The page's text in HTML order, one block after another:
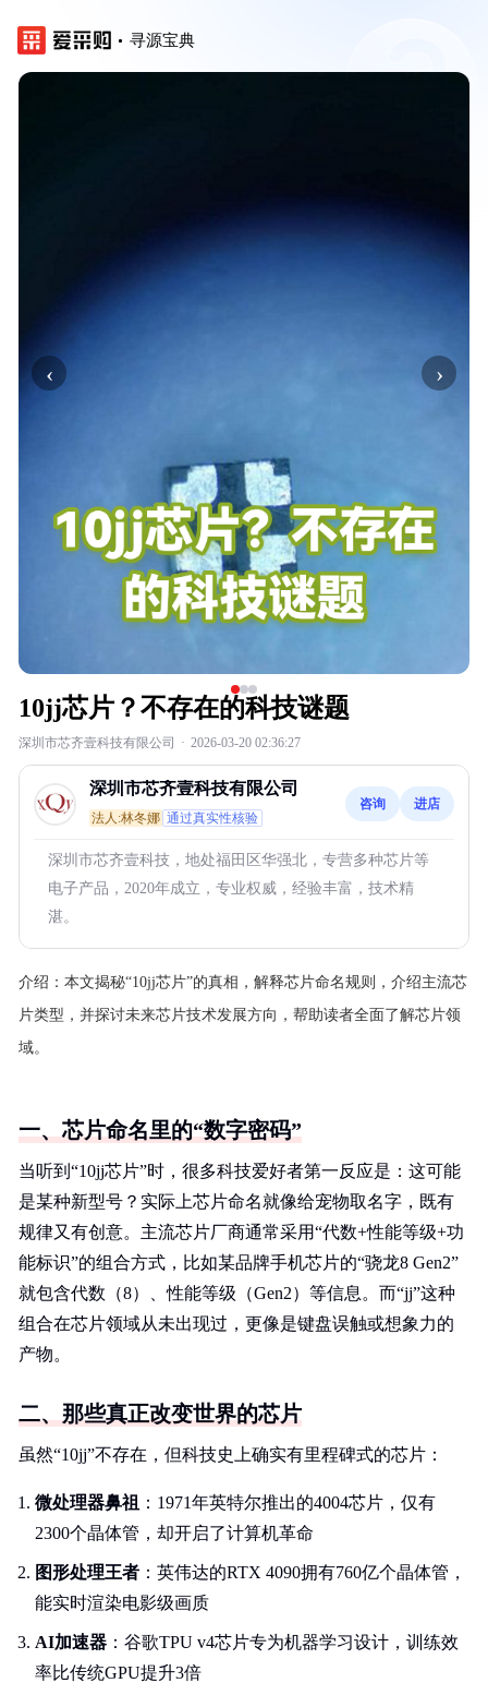
寻源宝典
‹ ›
10jj芯片？不存在的科技谜题
深圳市芯齐壹科技有限公司 · 2026-03-20 02:36:27
深圳市芯齐壹科技有限公司
法人:林冬娜 通过真实性核验
咨询 进店
深圳市芯齐壹科技，地处福田区华强北，专营多种芯片等
电子产品，2020年成立，专业权威，经验丰富，技术精
湛。
介绍： 本文揭秘“10jj芯片”的真相，解释芯片命名规则，介绍主流芯
片类型，并探讨未来芯片技术发展方向，帮助读者全面了解芯片领
域。
一、芯片命名里的“数字密码”
当听到“10jj芯片”时，很多科技爱好者第一反应是：这可能
是某种新型号？实际上芯片命名就像给宠物取名字，既有
规律又有创意。主流芯片厂商通常采用“代数+性能等级+功
能标识”的组合方式，比如某品牌手机芯片的“骁龙8 Gen2”
就包含代数（8）、性能等级（Gen2）等信息。而“jj”这种
组合在芯片领域从未出现过，更像是键盘误触或想象力的
产物。
二、那些真正改变世界的芯片
虽然“10jj”不存在，但科技史上确实有里程碑式的芯片：
微处理器鼻祖 ：1971年英特尔推出的4004芯片，仅有
2300个晶体管，却开启了计算机革命
图形处理王者 ：英伟达的RTX 4090拥有760亿个晶体管，
能实时渲染电影级画质
AI加速器 ：谷歌TPU v4芯片专为机器学习设计，训练效
率比传统GPU提升3倍